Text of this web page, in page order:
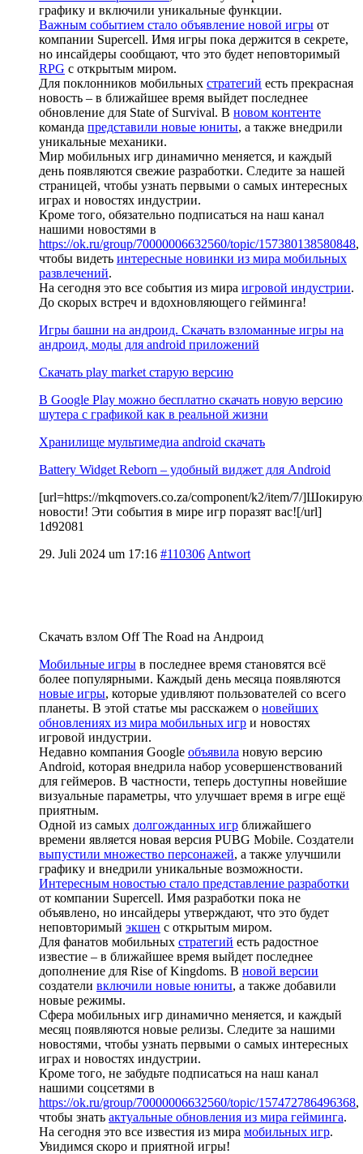
графику и включили уникальные функции.
Важным событием стало объявление новой игры от
компании Supercell. Имя игры пока держится в секрете,
но инсайдеры сообщают, что это будет неповторимый
RPG с открытым миром.
Для поклонников мобильных стратегий есть прекрасная
новость – в ближайшее время выйдет последнее
обновление для State of Survival. В новом контенте
команда представили новые юниты, а также внедрили
уникальные механики.
Мир мобильных игр динамично меняется, и каждый
день появляются свежие разработки. Следите за нашей
страницей, чтобы узнать первыми о самых интересных
играх и новостях индустрии.
Кроме того, обязательно подписаться на наш канал
нашими новостями в
https://ok.ru/group/70000006632560/topic/157380138580848,
чтобы видеть интересные новинки из мира мобильных
развлечений.
На сегодня это все события из мира игровой индустрии.
До скорых встреч и вдохновляющего гейминга!
Игры башни на андроид. Скачать взломанные игры на
андроид, моды для android приложений
Скачать play market старую версию
В Google Play можно бесплатно скачать новую версию
шутера с графикой как в реальной жизни
Хранилище мультимедиа android скачать
Battery Widget Reborn – удобный виджет для Android
[url=https://mkqmovers.co.za/component/k2/item/7/
новости! Эти события в мире игр поразят вас![/url]
1d92081
29. Juli 2024 um 17:16 #110306 Antwort
Скачать взлом Off The Road на Андроид
Мобильные игры в последнее время становятся всё
более популярными. Каждый день месяца появляются
новые игры, которые удивляют пользователей со всего
планеты. В этой статье мы расскажем о новейших
обновлениях из мира мобильных игр и новостях
игровой индустрии.
Недавно компания Google объявила новую версию
Android, которая внедрила набор усовершенствований
для геймеров. В частности, теперь доступны новейшие
визуальные параметры, что улучшает время в игре ещё
приятным.
Одной из самых долгожданных игр ближайшего
времени является новая версия PUBG Mobile. Создатели
выпустили множество персонажей, а также улучшили
графику и внедрили уникальные возможности.
Интересным новостью стало представление разработки
от компании Supercell. Имя разработки пока не
объявлено, но инсайдеры утверждают, что это будет
неповторимый экшен с открытым миром.
Для фанатов мобильных стратегий есть радостное
известие – в ближайшее время выйдет последнее
дополнение для Rise of Kingdoms. В новой версии
создатели включили новые юниты, а также добавили
новые режимы.
Сфера мобильных игр динамично меняется, и каждый
месяц появляются новые релизы. Следите за нашими
новостями, чтобы узнать первыми о самых интересных
играх и новостях индустрии.
Кроме того, не забудьте подписаться на наш канал
нашими соцсетями в
https://ok.ru/group/70000006632560/topic/157472786496368,
чтобы знать актуальные обновления из мира гейминга.
На сегодня это все известия из мира мобильных игр.
Увидимся скоро и приятной игры!